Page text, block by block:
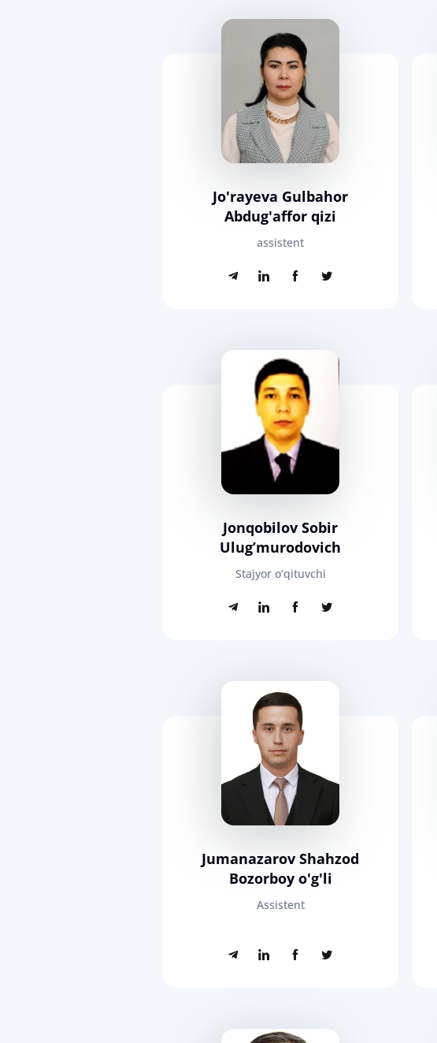
Jo'rayeva Gulbahor
Abdug'affor qizi
assistent
Jonqobilov Sobir
Ulug’murodovich
Stajyor o’qituvchi
Jumanazarov Shahzod
Bozorboy o'g'li
Assistent